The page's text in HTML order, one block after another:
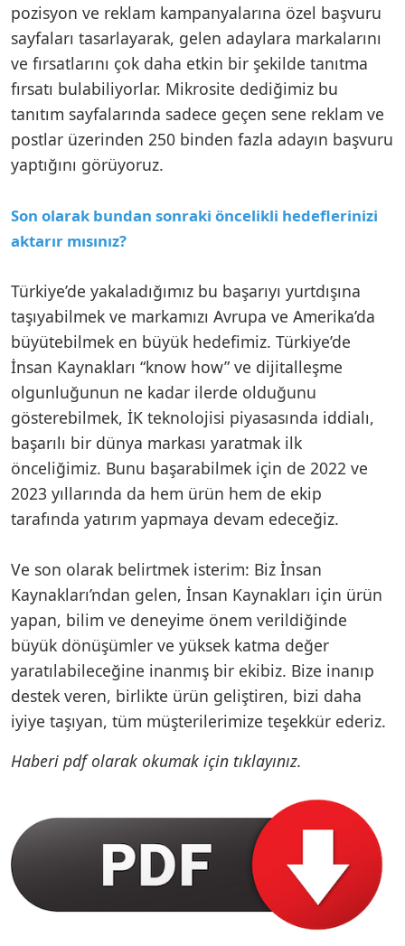
pozisyon ve reklam kampanyalarına özel başvuru
sayfaları tasarlayarak, gelen adaylara markalarını
ve fırsatlarını çok daha etkin bir şekilde tanıtma
fırsatı bulabiliyorlar. Mikrosite dediğimiz bu
tanıtım sayfalarında sadece geçen sene reklam ve
postlar üzerinden 250 binden fazla adayın başvuru
yaptığını görüyoruz.
Son olarak bundan sonraki öncelikli hedeflerinizi
aktarır mısınız?
Türkiye’de yakaladığımız bu başarıyı yurtdışına
taşıyabilmek ve markamızı Avrupa ve Amerika’da
büyütebilmek en büyük hedefimiz. Türkiye’de
İnsan Kaynakları “know how” ve dijitalleşme
olgunluğunun ne kadar ilerde olduğunu
gösterebilmek, İK teknolojisi piyasasında iddialı,
başarılı bir dünya markası yaratmak ilk
önceliğimiz. Bunu başarabilmek için de 2022 ve
2023 yıllarında da hem ürün hem de ekip
tarafında yatırım yapmaya devam edeceğiz.
Ve son olarak belirtmek isterim: Biz İnsan
Kaynakları’ndan gelen, İnsan Kaynakları için ürün
yapan, bilim ve deneyime önem verildiğinde
büyük dönüşümler ve yüksek katma değer
yaratılabileceğine inanmış bir ekibiz. Bize inanıp
destek veren, birlikte ürün geliştiren, bizi daha
iyiye taşıyan, tüm müşterilerimize teşekkür ederiz.
Haberi pdf olarak okumak için tıklayınız.